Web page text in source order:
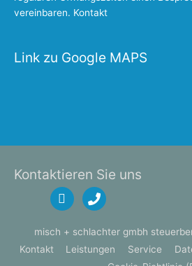
vereinbaren. Kontakt
Link zu Google MAPS
Kontaktieren Sie uns
mail phone
misch + schlachter gmbh
Kontakt
Leistungen Service